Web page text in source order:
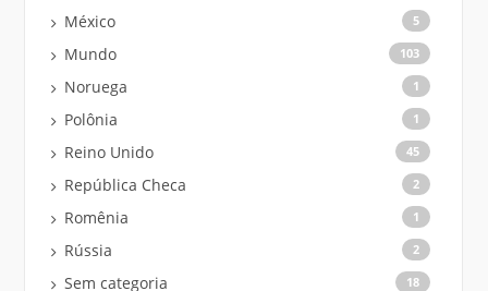
México 5
Mundo 103
Noruega 1
Polônia 1
Reino Unido 45
República Checa 2
Romênia 1
Rússia 2
Sem categoria 18